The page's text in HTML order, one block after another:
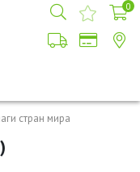
0
стран мира